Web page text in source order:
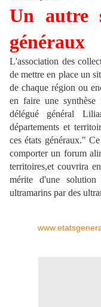
Un autre
généraux
L'association des
de mettre en place un
de chaque région ou
en faire une
délégué général
départements et
ces états généraux."
comporter un forum
territoires,et couvrira
mérite d'une
ultramarins par des